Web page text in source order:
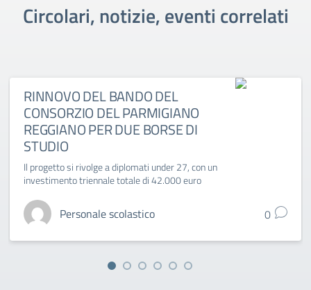
Circolari, notizie, eventi correlati
RINNOVO DEL BANDO DEL
CONSORZIO DEL PARMIGIANO
REGGIANO PER DUE BORSE DI
STUDIO
Il progetto si rivolge a diplomati under 27, con un
investimento triennale totale di 42.000 euro
Personale scolastico 0